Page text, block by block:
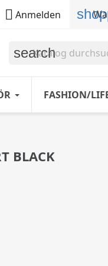
 Anmelden
search
FASHION/
BLACK